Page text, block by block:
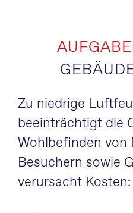
Zu niedrige
beeinträchtigt die
Wohlbefinden von
Besuchern sowie
verursacht Kosten: